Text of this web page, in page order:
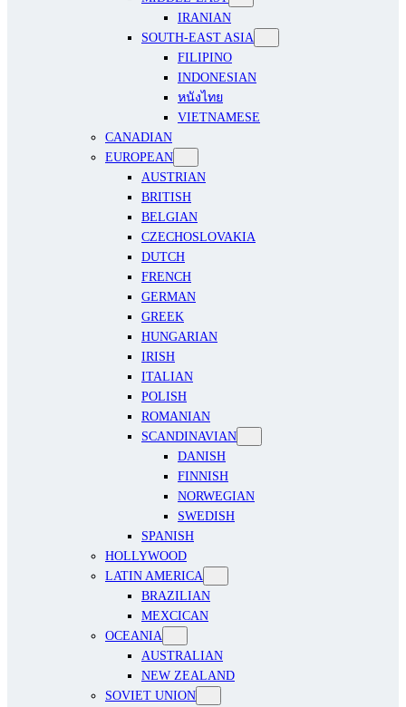
IRANIAN
SOUTH-EAST ASIA
FILIPINO
INDONESIAN
หนังไทย
VIETNAMESE
CANADIAN
EUROPEAN
AUSTRIAN
BRITISH
BELGIAN
CZECHOSLOVAKIA
DUTCH
FRENCH
GERMAN
GREEK
HUNGARIAN
IRISH
ITALIAN
POLISH
ROMANIAN
SCANDINAVIAN
DANISH
FINNISH
NORWEGIAN
SWEDISH
SPANISH
HOLLYWOOD
LATIN AMERICA
BRAZILIAN
MEXCICAN
OCEANIA
AUSTRALIAN
NEW ZEALAND
SOVIET UNION